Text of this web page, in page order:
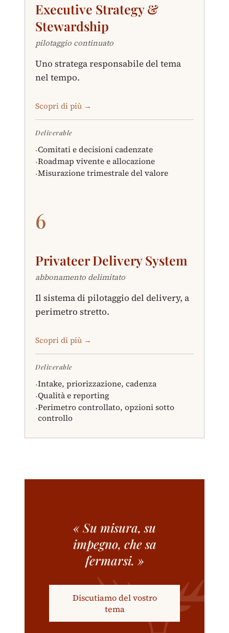
Executive Strategy &
Stewardship
pilotaggio continuato
Uno stratega responsabile del tema
nel tempo.
Scopri di più →
Deliverable
·Comitati e decisioni cadenzate
·Roadmap vivente e allocazione
·Misurazione trimestrale del valore
6
Privateer Delivery System
abbonamento delimitato
Il sistema di pilotaggio del delivery, a
perimetro stretto.
Scopri di più →
Deliverable
·Intake, priorizzazione, cadenza
·Qualità e reporting
·Perimetro controllato, opzioni sotto
controllo
« Su misura, su
impegno, che sa
fermarsi. »
Discutiamo del vostro
tema